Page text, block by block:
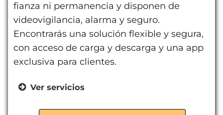
fianza ni permanencia y disponen de
videovigilancia, alarma y seguro.
Encontrarás una solución flexible y segura,
con acceso de carga y descarga y una app
exclusiva para clientes.
Ver servicios